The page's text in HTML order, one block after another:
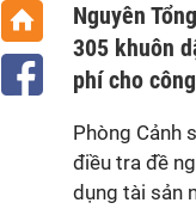
Nguyên
305 khuôn
phí cho
Phòng Cảnh
điều tra đề
dụng tài sản